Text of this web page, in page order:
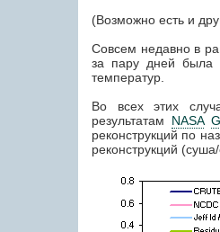
(Возможно есть и
Совсем недавно в
за пару дней была
температур.
Во всех этих
результатам NASA
реконструкций по
реконструкций (суша/